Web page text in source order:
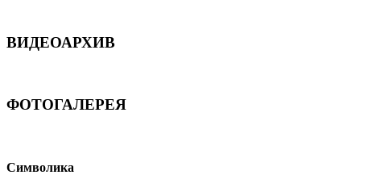
ВИДЕОАРХИВ
ФОТОГАЛЕРЕЯ
Символика